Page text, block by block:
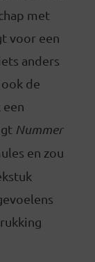
met
voor een
anders
de
een
Nummer
en zou